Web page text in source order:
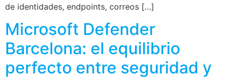
de identidades, endpoints, correos […]
Microsoft Defender
Barcelona: el equilibrio
perfecto entre seguridad y